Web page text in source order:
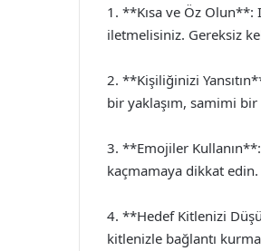
1. **Kısa ve Öz Olun**:
iletmelisiniz. Gereksiz
2. **Kişiliğinizi
bir yaklaşım, samimi
3. **Emojiler
kaçmamaya dikkat edin.
4. **Hedef Kitlenizi
kitlenizle bağlantı